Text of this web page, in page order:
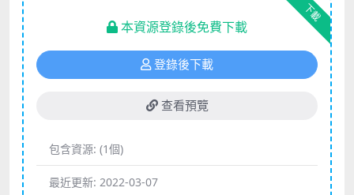
下載
本資源登錄後免費下載
登錄後下載
查看預覽
包含資源: (1個)
最近更新: 2022-03-07